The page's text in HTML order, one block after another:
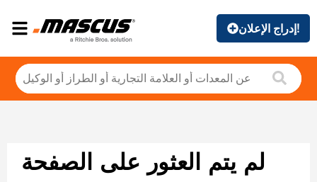
إدراج الإعلان!
لم يتم العثور على الصفحة